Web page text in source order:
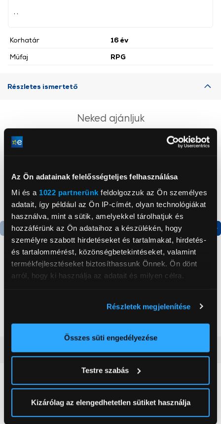
Az Ön adatainak felelősségteljes felhasználása
Mi és a 1022 partnerünk feldolgozzuk az Ön személyes
adatait, így például az Ön IP-címét, olyan technológiákat
használva, mint a sütik, amelyekkel tárolhatjuk és
hozzáférünk az Ön adataihoz a készülékén, hogy
személyre szabott hirdetéseket és tartalmakat, hirdetés-
és tartalommérést, közönségbetekintéseket, valamint
termékfejlesztéseket biztosíthassunk Önnek. Ön dönt
arról, hogy ki használja az adatait és milyen célra.
elhelyezkedéséről pár méteres pontossággal
Az Ön készülékén beazonosítása annak konkrét
módjairól és adja meg preferenciáit aRészletek
pontban. Bármikor módosíthatja vagy visszavonhatja a
Sütinyilatkozathoz való hozzájárulását.
Részletek megjelenítése
Összes süti engedélyezése
Testre szabás
Kizárólag az elengedhetetlen sütiket használja
Korhatár
16 év
Műfaj
RPG
Részletes ismertető
Neked ajánljuk
Termék adatlap
Gorenje NRS8182KX Side
Termék adatlap
Gorenje N619EAXL4
179 999 Ft
Vásárlói vélemények
0
0 értékelés